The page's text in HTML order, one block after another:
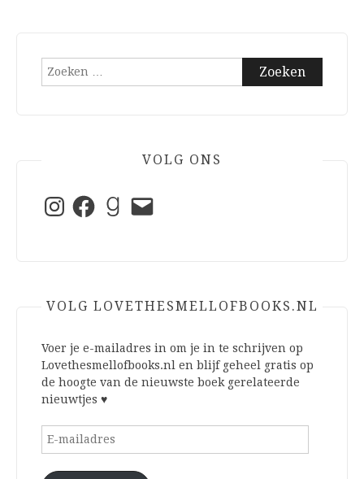
Zoeken
VOLG ONS
InstagramFacebookGoodreads
E-
mail
VOLG LOVETHESMELLOFBOOKS.NL
Voer je e-mailadres in om je in te schrijven op
Lovethesmellofbooks.nl en blijf geheel gratis op
de hoogte van de nieuwste boek gerelateerde
nieuwtjes ♥
E-